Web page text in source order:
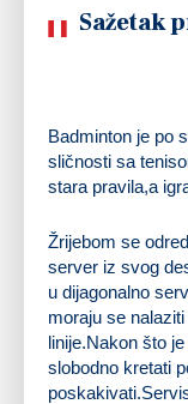
Sažetak
Badminton je po
sličnosti sa
stara pravila,a
Žrijebom se
server iz svog
u dijagonalno
moraju se
linije.Nakon što
slobodno kretati